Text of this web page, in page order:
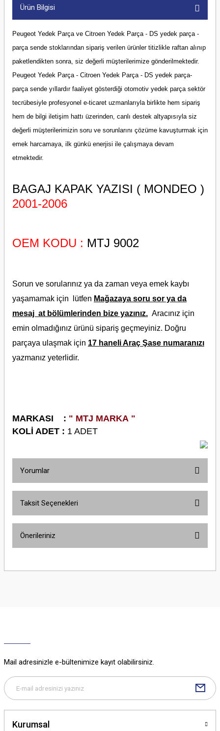
Ürün Bilgisi
Peugeot Yedek Parça ve Citroen Yedek Parça - DS yedek parça -
parça sende stoklarından sipariş verilen ürünler titizlikle raftan alınıp
paketlendikten sonra, siz değerli müşterilerimize gönderilmektedir.
Peugeot Yedek Parça - Citroen Yedek Parça - DS yedek parça-
parça sende yıllardır faaliyet gösterdiği otomotiv yedek parça sektör
tecrübesiyle profesyonel e-ticaret uzmanlarıyla birlikte hem sipariş
hem de bilgi iletişim hattı üzerinden, canlı destek altyapısıyla siz
değerli müşterilerimizin soru ve sorunlarını çözüme kavuşturmak için
emek harcamaya, ilk günkü enerjisi ile çalışmaya devam
etmektedir.
BAGAJ KAPAK YAZISI ( MONDEO )
2001-2006
OEM KODU : MTJ 9002
Sorun ve sorularınız ya da zaman veya emek kaybı
yaşamamak için lütfen Mağazaya soru sor ya da
mesaj at bölümlerinden bize yazınız. Aracınız için
emin olmadığınız ürünü sipariş geçmeyiniz. Doğru
parçaya ulaşmak için 17 haneli Araç Şase numaranızı
yazmanız yeterlidir.
MARKASI : " MTJ MARKA "
KOLİ ADET : 1 ADET
Yorumlar
Taksit Seçenekleri
Önerileriniz
yetersiz gördüğünüz noktaları öneri formunu kullanarak tarafımıza
Bu ürüne benzer farklı alternatifler olmalı.
Mail adresinizle e-bültenimize kayıt olabilirsiniz.
Kurumsal